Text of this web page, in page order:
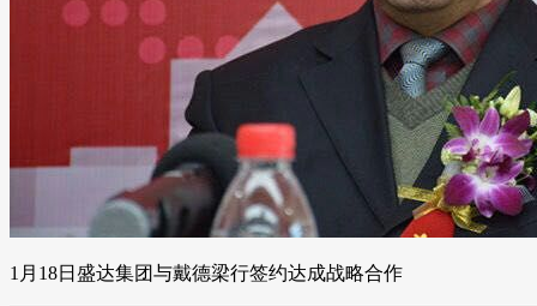
1月18日盛达集团与戴德梁行签约达成战略合作